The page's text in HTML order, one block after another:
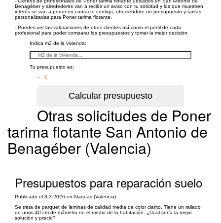
Benagéber y alrededores van a recibir un aviso con tu solicitud y los que muestren
interés se van a poner en contacto contigo, ofreciéndote un presupuesto y tarifas
personalizadas para Poner tarima flotante.
- Puedes ver las valoraciones de otros clientes así como el perfil de cada
profesional para poder comparar los presupuestos y tomar la mejor decisión.
Indica m2 de la vivienda:
Tu presupuesto es:
– €
Otras solicitudes de Poner
tarima flotante San Antonio de
Benagéber (Valencia)
Presupuestos para reparación suelo
Publicado el 3-3-2026 en Alaquas (Valencia)
Se trata de parquet de láminas de calidad media de color clarito. Tiene un rallado
de unos 40 cm de diámetro en el medio de la habitación. ¿Cual sería la mejor
solución y precio?